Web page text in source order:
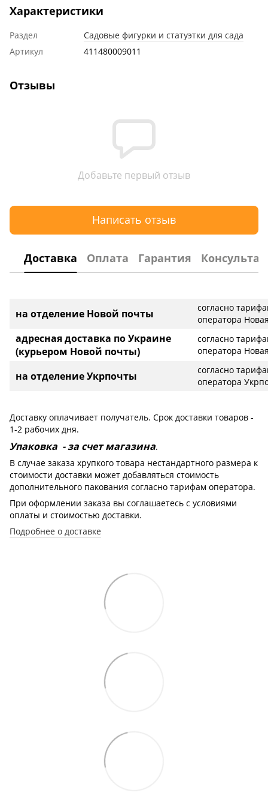
Характеристики
Раздел
Садовые фигурки и статуэтки для сада
Артикул
411480009011
Отзывы
Добавьте первый отзыв
Написать отзыв
Доставка Оплата Гарантия
на отделение Новой почты
согласно
оператора
адресная доставка по Украине
(курьером Новой почты)
согласно
оператора
на отделение Укрпочты
согласно
оператора
Доставку оплачивает получатель. Срок доставки товаров -
1-2 рабочих дня.
Упаковка - за счет магазина.
В случае заказа хрупкого товара нестандартного размера к
стоимости доставки может добавляться стоимость
дополнительного пакования согласно тарифам оператора.
При оформлении заказа вы соглашаетесь с условиями
оплаты и стоимостью доставки.
Подробнее о доставке